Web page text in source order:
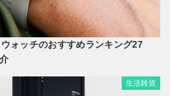
ウォッチのおすすめランキング27
生活雑貨